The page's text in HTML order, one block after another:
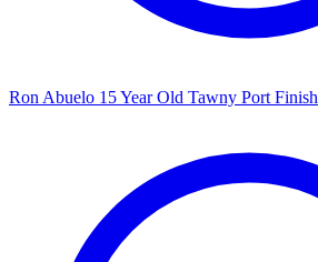
Ron Abuelo 15 Year Old Tawny Port Finish